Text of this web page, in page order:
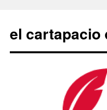
contenido
el cartapacio